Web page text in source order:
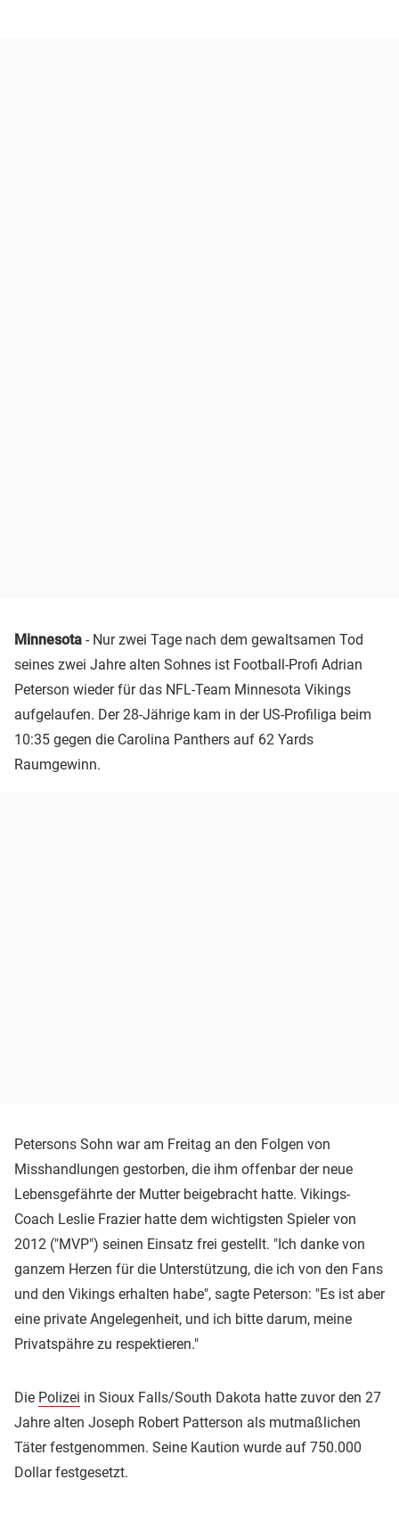
Minnesota - Nur zwei Tage nach dem gewaltsamen Tod
seines zwei Jahre alten Sohnes ist Football-Profi Adrian
Peterson wieder für das NFL-Team Minnesota Vikings
aufgelaufen. Der 28-Jährige kam in der US-Profiliga beim
10:35 gegen die Carolina Panthers auf 62 Yards
Raumgewinn.
Petersons Sohn war am Freitag an den Folgen von
Misshandlungen gestorben, die ihm offenbar der neue
Lebensgefährte der Mutter beigebracht hatte. Vikings-
Coach Leslie Frazier hatte dem wichtigsten Spieler von
2012 ("MVP") seinen Einsatz frei gestellt. "Ich danke von
ganzem Herzen für die Unterstützung, die ich von den Fans
und den Vikings erhalten habe", sagte Peterson: "Es ist aber
eine private Angelegenheit, und ich bitte darum, meine
Privatspähre zu respektieren."
Die Polizei in Sioux Falls/South Dakota hatte zuvor den 27
Jahre alten Joseph Robert Patterson als mutmaßlichen
Täter festgenommen. Seine Kaution wurde auf 750.000
Dollar festgesetzt.